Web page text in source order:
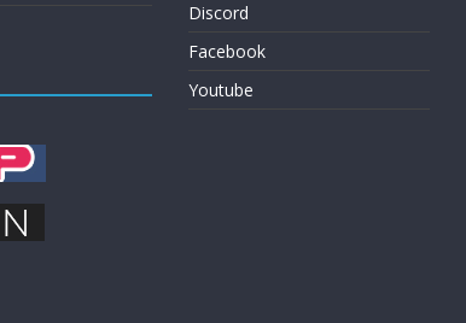
Discord
Facebook
Youtube